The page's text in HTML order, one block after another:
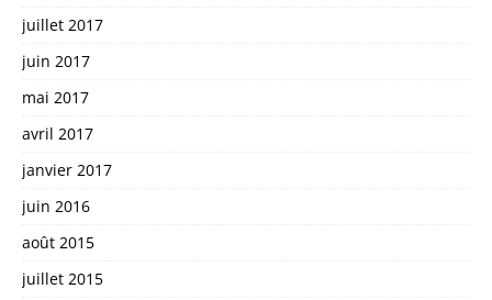
juillet 2017
juin 2017
mai 2017
avril 2017
janvier 2017
juin 2016
août 2015
juillet 2015